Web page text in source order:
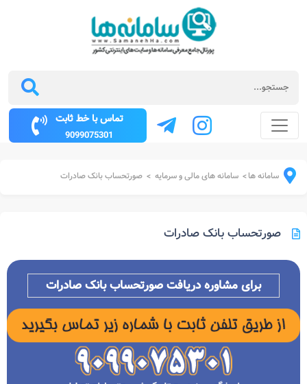
تماس با خط ثابت
9099075301
سامانه ها> سامانه های مالی و سرمایه > صورتحساب بانک صادرات
صورتحساب بانک صادرات
برای مشاوره دریافت صورتحساب بانک صادرات